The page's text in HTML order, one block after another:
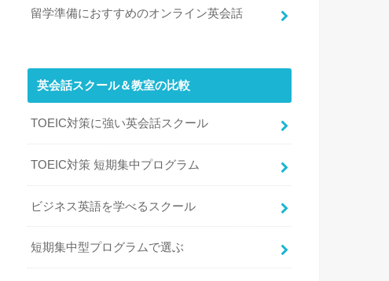
留学準備におすすめのオンライン英会話
英会話スクール＆教室の比較
TOEIC対策に強い英会話スクール
TOEIC対策 短期集中プログラム
ビジネス英語を学べるスクール
短期集中型プログラムで選ぶ